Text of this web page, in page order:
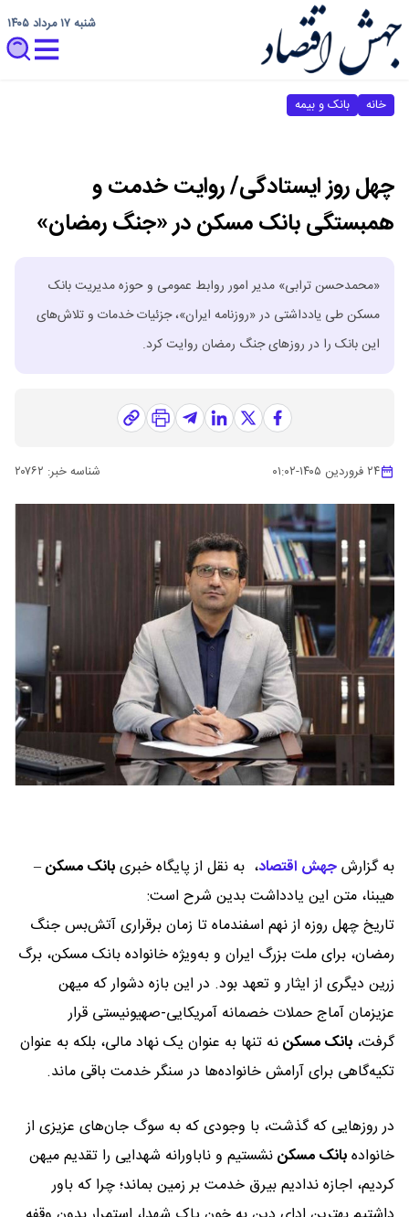
شنبه ۱۷ مرداد ۱۴۰۵
خانه بانک و بیمه
چهل روز ایستادگی/ روایت خدمت و
همبستگی بانک مسکن در «جنگ رمضان»
«محمدحسن ترابی» مدیر امور روابط عمومی و حوزه مدیریت بانک
مسکن طی یادداشتی در «روزنامه ایران»، جزئیات خدمات و تلاش‌های
این بانک را در روزهای جنگ رمضان روایت کرد.
۲۴ فروردین ۱۴۰۵ -۰۱:۰۲ شناسه خبر: ۲۰۷۶۲
به گزارشجهش اقتصاد، به نقل از پایگاه خبریبانک مسکن–
هیبنا، متن این یادداشت بدین شرح است:
تاریخ چهل روزه از نهم اسفندماه تا زمان برقراری آتش‌بس جنگ
رمضان، برای ملت بزرگ ایران و به‌ویژه خانواده بانک مسکن، برگ
زرین دیگری از ایثار و تعهد بود. در این بازه دشوار که میهن
عزیزمان آماج حملات خصمانه آمریکایی-صهیونیستی قرار
گرفت، بانک مسکننه تنها به عنوان یک نهاد مالی، بلکه به عنوان
تکیه‌گاهی برای آرامش خانواده‌ها در سنگر خدمت باقی ماند.
در روزهایی که گذشت، با وجودی که به سوگ جان‌های عزیزی از
خانوادهبانک مسکننشستیم و ناباورانه شهدایی را تقدیم میهن
کردیم، اجازه ندادیم بیرق خدمت بر زمین بماند؛ چرا که باور